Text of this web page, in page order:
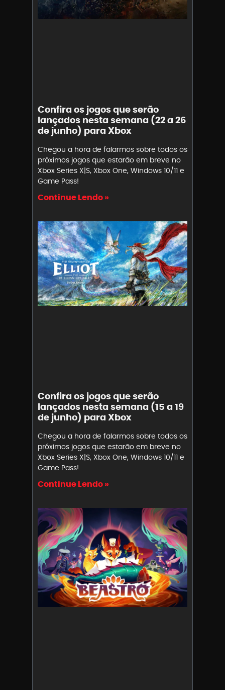
Confira os jogos que serão
lançados nesta semana (22 a 26
de junho) para Xbox
Chegou a hora de falarmos sobre todos os
próximos jogos que estarão em breve no
Xbox Series X|S, Xbox One, Windows 10/11 e
Game Pass!
Continue Lendo »
Confira os jogos que serão
lançados nesta semana (15 a 19
de junho) para Xbox
Chegou a hora de falarmos sobre todos os
próximos jogos que estarão em breve no
Xbox Series X|S, Xbox One, Windows 10/11 e
Game Pass!
Continue Lendo »